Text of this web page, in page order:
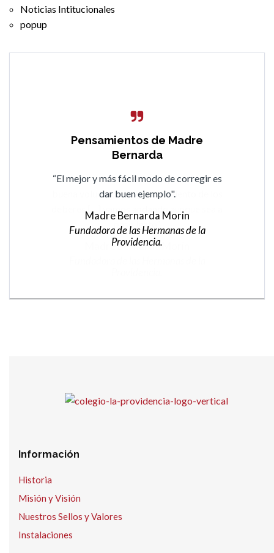
Noticias Intitucionales
popup
Pensamientos de Madre
Bernarda
“El mejor y más fácil modo de corregir es
dar buen ejemplo".
Madre Bernarda Morin
Fundadora de las Hermanas de la
Providencia.
Pensamientos de Madre
Bernarda
“Todo lo que no se sabe se aprende si hay
buena voluntad en el cumplimiento de los
deberes […] vamos andando aunque sea a
paso lento”.
Madre Bernarda Morin
Información
Historia
Misión y Visión
Nuestros Sellos y Valores
Instalaciones